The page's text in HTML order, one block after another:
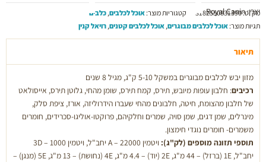
מיני
אדולט
+8
ק''ג
יצרן: Royal Canin
מק"ט:3182550831390 קטגוריות מוצר:אוכל לכלבים,כלבים
תגיות מוצר:אוכל לכלבים מבוגרים,אוכל לכלבים קטנים,רויאל קנין
תיאור
מזון יבש לכלבים מבוגרים במשקל 5-10 ק"ג, מגיל 8 שנים
רכיבים: חלבון עופות מיובש, תירס, קמח תירס, שומן מהחי, גלוטן תירס, אייסולאט
של חלבון מהצומח, חיטה, חלבונים מהחי שעברו הידרוליזה, אורז, ציפת סלק,
מינרלים, שמן דגים, שמן סויה, שמרים וחלקיהם, פרוקטו-אוליגו-סכרידים, חומרים
משמרים- חומרים נוגדי חימצון.
תוספי תזונה מוספים (לק"ג):
ויטמין A – 22000 יחב"ל, ויטמין 3D – 1000
יחב"ל, 1E (ברזל) – 44 מ"ג, 2E (יוד) – 4.4 מ"ג, 4E (נחושת) – 13 מ"ג, 5E (מנגן) –